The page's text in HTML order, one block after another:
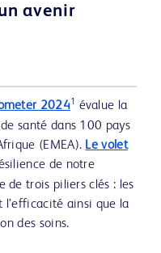
avenir
20241 évalue la
santé dans 100 pays
(EMEA). Le volet
de notre
de trois piliers clés : les
l’efficacité ainsi que la
des soins.